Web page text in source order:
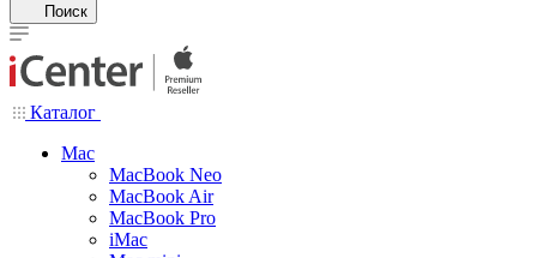
Поиск
Каталог
Mac
MacBook Neo
MacBook Air
MacBook Pro
iMac